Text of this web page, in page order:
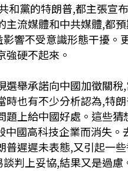
和黨的特朗普,都主張宣
流媒體和中共媒體,都
響不受意識形態干擾。
硬不起來。
舉承諾向中國加徵關稅
也有不少分析認為,特
上給中國好處。這些猜
國高科技企業而消失。
遲遲未表態,又引起一
判上妥協,結果又是過慮